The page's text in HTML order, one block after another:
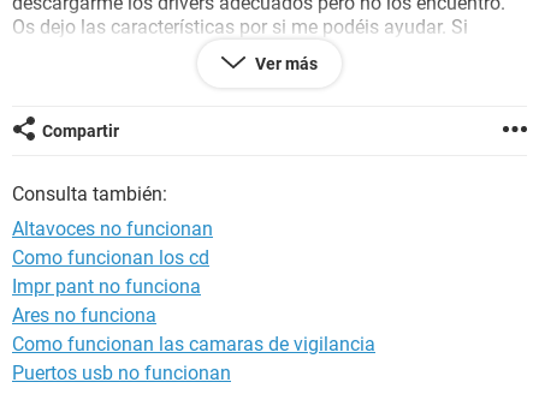
Os dejo las características por si me podéis ayudar. Si
necesitáis algún dato más, pedírmelo y os lo proporcionaré.
Os agradeceré muchísimo la ayuda.
Placa base:
Tipo de procesador DualCore Intel Pentium D 950, 3419 MHz
Nombre de la Placa Base Desconocido
Chipset de la Placa Base Intel Lakeport-G i945G
Memoria del Sistema 1024 MB (DDR2-667 DDR2 SDRAM)
Tipo de BIOS Award Modular (08/04/06)
Puerto de comunicación Puerto de comunicaciones (COM1)
Puerto de comunicación Puerto de impresora (LPT1)
Multimedia:
Tarjeta de sonido Intel 82801GB ICH7 - High Definition Audio
Ver más
Compartir
Consulta también:
Altavoces no funcionan
Como funcionan los cd
Impr pant no funciona
Ares no funciona
Como funcionan las camaras de vigilancia
Puertos usb no funcionan